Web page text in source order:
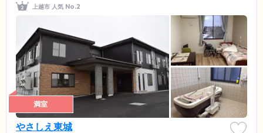
上越市 人気 No.2
満室
やさしえ東城